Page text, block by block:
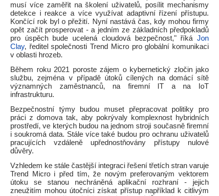
musí více zaměřit na školení uživatelů, posílit mechanismy
detekce i reakce a více využívat adaptivní řízení přístupu.
Končící rok byl o přežití. Nyní nastává čas, kdy mohou firmy
opět začít prosperovat - a jedním ze základních předpokladů
pro úspěch bude ucelená cloudová bezpečnost," říká Jon
Clay, ředitel společnosti Trend Micro pro globální komunikaci
v oblasti hrozeb.
Během roku 2021 poroste zájem o kybernetický zločin jako
službu, zejména v případě útoků cílených na domácí sítě
významných zaměstnanců, na firemní IT a na IoT
infrastrukturu.
Bezpečnostní týmy budou muset přepracovat politiky pro
práci z domova tak, aby pokrývaly komplexnost hybridních
prostředí, ve kterých budou na jednom stroji současně firemní
i soukromá data. Stále více také budou pro ochranu uživatelů
pracujících vzdáleně upřednostňovány přístupy nulové
důvěry.
Vzhledem ke stále častější integraci řešení třetích stran varuje
Trend Micro i před tím, že novým preferovaným vektorem
útoku se stanou nechráněná aplikační rozhraní - jejich
zneužitím mohou útočníci získat přístup například k citlivým